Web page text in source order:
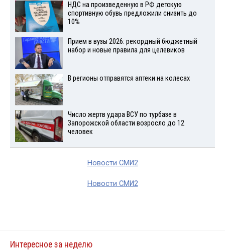
НДС на произведенную в РФ детскую
спортивную обувь предложили снизить до
10%
Прием в вузы 2026: рекордный бюджетный
набор и новые правила для целевиков
В регионы отправятся аптеки на колесах
Число жертв удара ВСУ по турбазе в
Запорожской области возросло до 12
человек
Новости СМИ2
Новости СМИ2
Интересное за неделю